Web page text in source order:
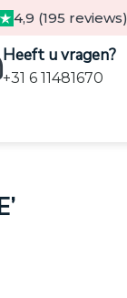
4,9 (195 reviews)
Heeft u vragen?
+31 6 11481670